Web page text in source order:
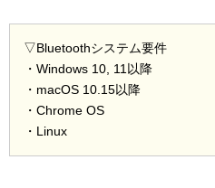
▽Bluetoothシステム要件
・Windows 10, 11以降
・macOS 10.15以降
・Chrome OS
・Linux